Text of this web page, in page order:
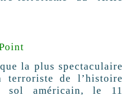
la plus spectaculaire
terroriste de l’histoire
sol américain, le 11